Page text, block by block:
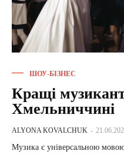
ШОУ-БІЗНЕС
Кращі
Хмельниччині
ALYONA KOVALCHUK -
Музика є універсальною